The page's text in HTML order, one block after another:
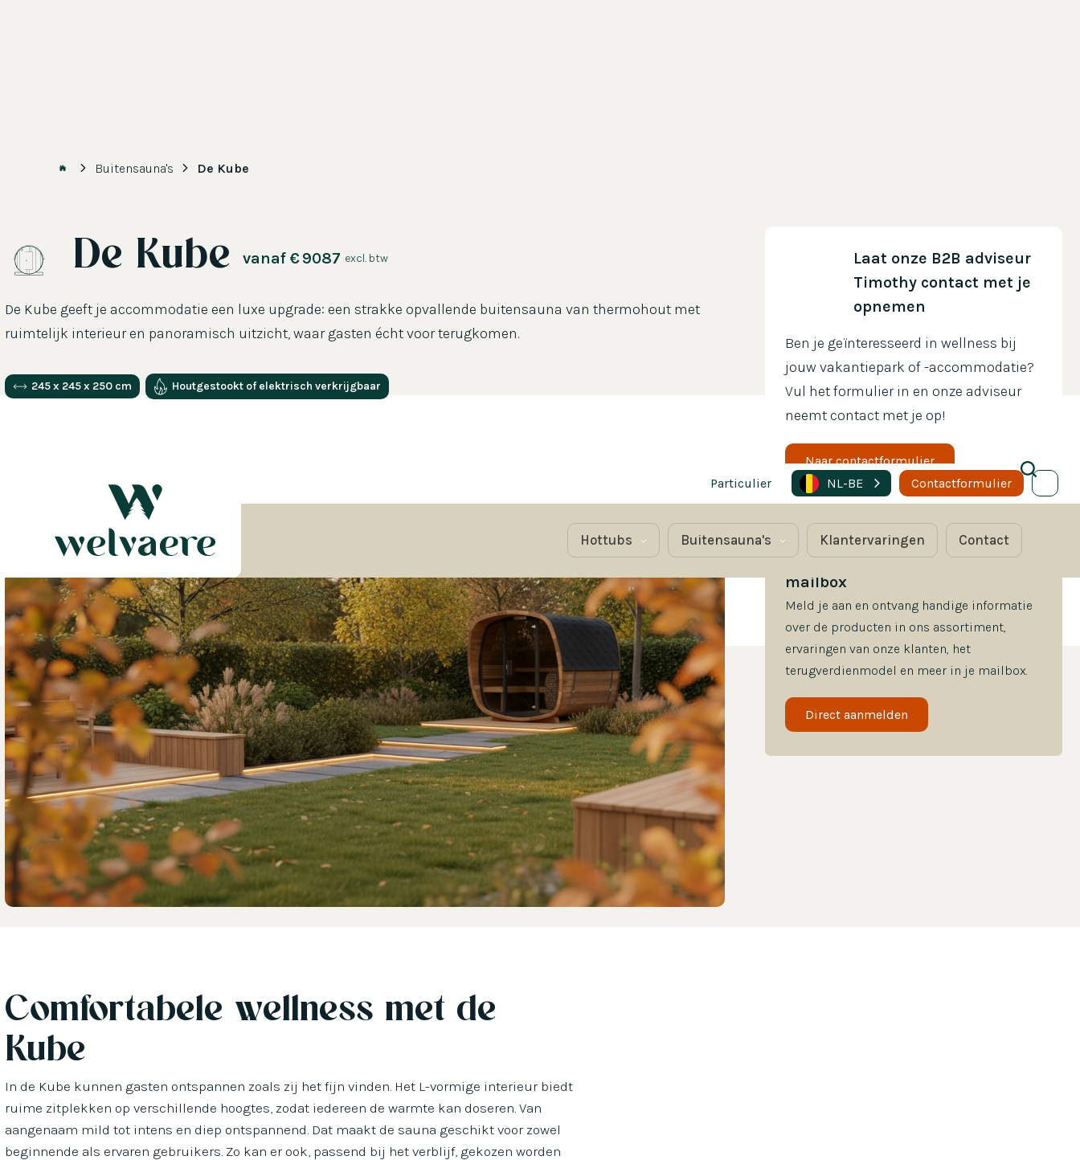
Buitensauna's De Kube
De Kube vanaf € 9087 excl. btw
De Kube geeft je accommodatie een luxe upgrade: een strakke opvallende buitensauna van thermohout met
ruimtelijk interieur en panoramisch uitzicht, waar gasten écht voor terugkomen.
245 x 245 x 250 cm Houtgestookt of elektrisch verkrijgbaar
Laat onze B2B adviseur
Timothy contact met je
opnemen
Ben je geïnteresseerd in wellness bij
jouw vakantiepark of -accommodatie?
Vul het formulier in en onze adviseur
neemt contact met je op!
Naar contactformulier
Ontvang handige informatie in je
mailbox
Meld je aan en ontvang handige informatie
over de producten in ons assortiment,
ervaringen van onze klanten, het
terugverdienmodel en meer in je mailbox.
Direct aanmelden
E-mail*
Particulier NL-BE Contactformulier
Hottubs Buitensauna's Klantervaringen Contact
Comfortabele wellness met de
Kube
In de Kube kunnen gasten ontspannen zoals zij het fijn vinden. Het L-vormige interieur biedt
ruime zitplekken op verschillende hoogtes, zodat iedereen de warmte kan doseren. Van
aangenaam mild tot intens en diep ontspannend. Dat maakt de sauna geschikt voor zowel
beginnende als ervaren gebruikers. Zo kan er ook, passend bij het verblijf, gekozen worden